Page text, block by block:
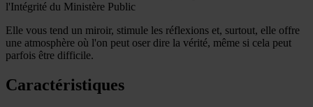
l'Intégrité du Ministère Public
Elle vous tend un miroir, stimule les réflexions et, surtout, elle offre
une atmosphère où l'on peut oser dire la vérité, même si cela peut
parfois être difficile.
Caractéristiques